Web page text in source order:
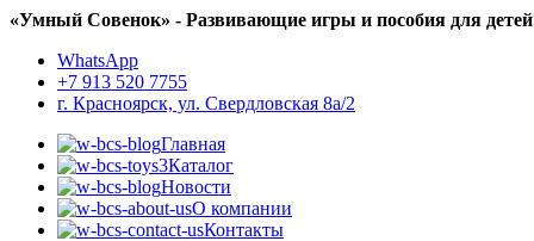
«Умный Совенок» - Развивающие игры и пособия для детей
WhatsApp
+7 913 520 7755
г. Красноярск, ул. Свердловская 8а/2
Главная
Каталог
Новости
О компании
Контакты